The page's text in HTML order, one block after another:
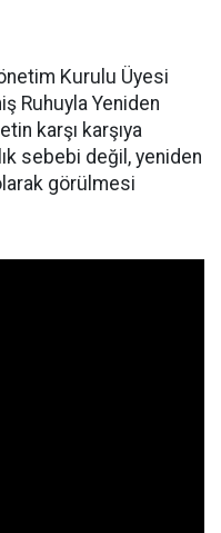
Kurulu Üyesi
Ruhuyla Yeniden
karşı karşıya
sebebi değil, yeniden
görülmesi